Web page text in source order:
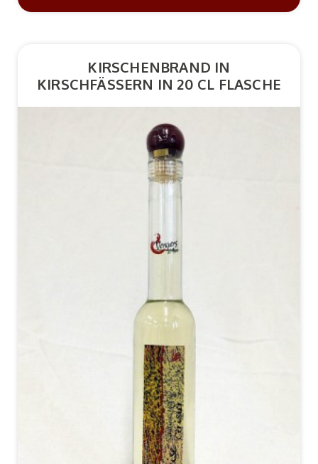
KIRSCHENBRAND IN
KIRSCHFÄSSERN IN 20 CL FLASCHE